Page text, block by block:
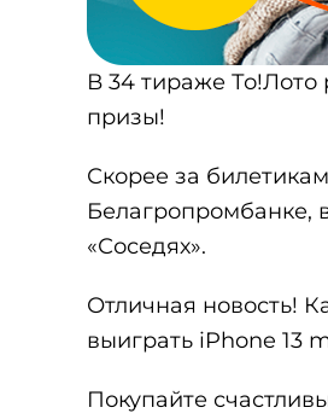
В 34 тираже
призы!
Скорее за
Белагропромбанке,
«Соседях».
Отличная новость!
выиграть iPhone 13
Покупайте